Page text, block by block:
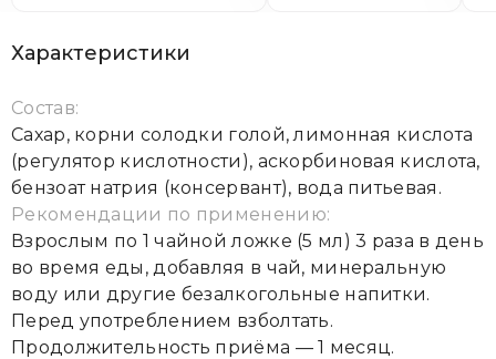
Характеристики
Состав:
Сахар, корни солодки голой, лимонная кислота
(регулятор кислотности), аскорбиновая кислота,
бензоат натрия (консервант), вода питьевая.
Рекомендации по применению:
Взрослым по 1 чайной ложке (5 мл) 3 раза в день
во время еды, добавляя в чай, минеральную
воду или другие безалкогольные напитки.
Перед употреблением взболтать.
Продолжительность приёма — 1 месяц.